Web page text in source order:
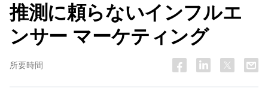
推測に頼らないインフルエ
ンサー マーケティング
所要時間